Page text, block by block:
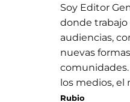
Soy Editor
donde
audiencias,
nuevas
los medios, el
Rubio